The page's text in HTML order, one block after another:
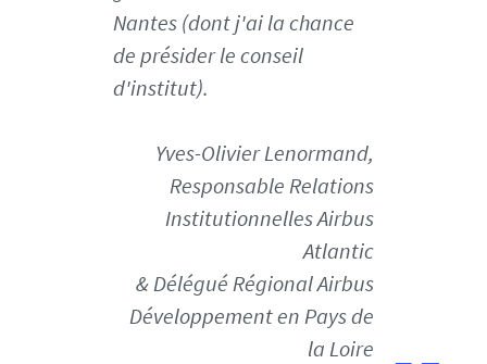
Nantes (dont j'ai la chance
de présider le conseil
d'institut).
Yves-Olivier Lenormand,
Responsable Relations
Institutionnelles Airbus
Atlantic
& Délégué Régional Airbus
Développement en Pays de
la Loire